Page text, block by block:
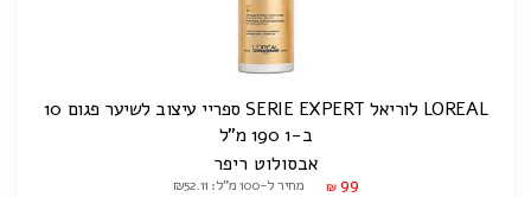
LOREAL לוריאל SERIE EXPERT ספריי עיצוב לשיער פגום 10
ב-1 190 מ"ל
אבסולוט ריפר
₪ 99 מחיר ל-100 מ"ל: ₪52.11